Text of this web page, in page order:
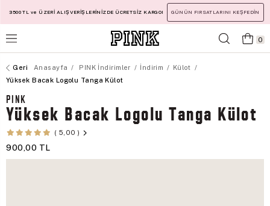
3500 TL ve ÜZERİ ALIŞVERİŞLERİNİZDE ÜCRETSİZ KARGO! GÜNÜN FIRSATLARINI KEŞFEDİN
0
Anasayfa PINK İndirimler İndirim
Külot
Yüksek Bacak Logolu Tanga Külot
PINK
Yüksek Bacak Logolu Tanga Külot
5,00
900,00 TL